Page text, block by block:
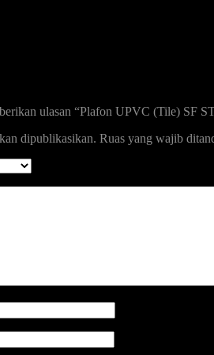
ulasan “Plafon UPVC (Tile) SF
dipublikasikan. Ruas yang wajib